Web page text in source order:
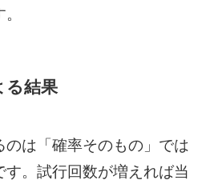
る結果
は「確率そのもの」では
。試行回数が増えれば当